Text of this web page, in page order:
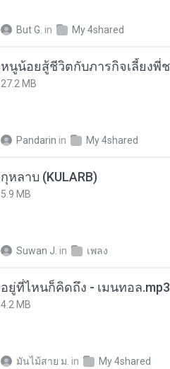
But G. in My 4shared
หนูน้อยสู้ชีวิตกับภารกิจเลี้ยงพี่
27.2 MB
Pandarin in My 4shared
กุหลาบ (KULARB)
5.9 MB
Suwan J. in เพลง
อยู่ที่ไหนก็คิดถึง - เมนทอล.mp3
4.2 MB
มันไม้สาย ม. in My 4shared